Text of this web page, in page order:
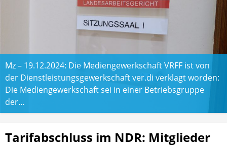
Mz – 19.12.2024: Die Mediengewerkschaft VRFF ist von
der Dienstleistungsgewerkschaft ver.di verklagt worden:
Die Mediengewerkschaft sei in einer Betriebsgruppe
der…
Tarifabschluss im NDR: Mitglieder